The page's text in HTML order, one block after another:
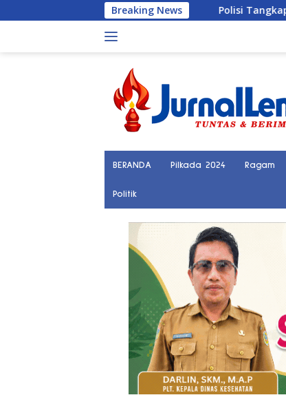
ke
Breaking NewsPolisi Tangkap Terduga
BERANDA Pilkada 2024 Ragam
Politik